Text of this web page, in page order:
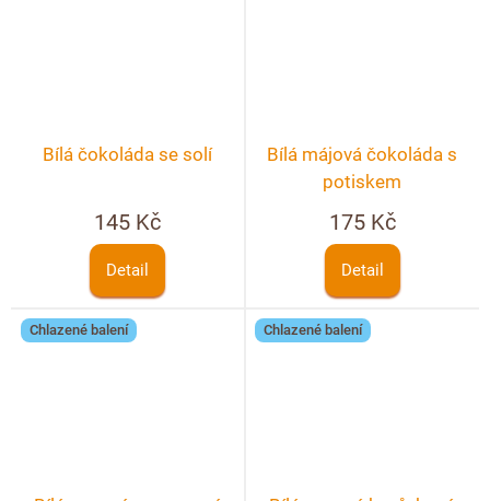
Bílá čokoláda se solí
145 Kč
Detail
Bílá májová čokoláda s
potiskem
175 Kč
Detail
Chlazené balení Chlazené balení